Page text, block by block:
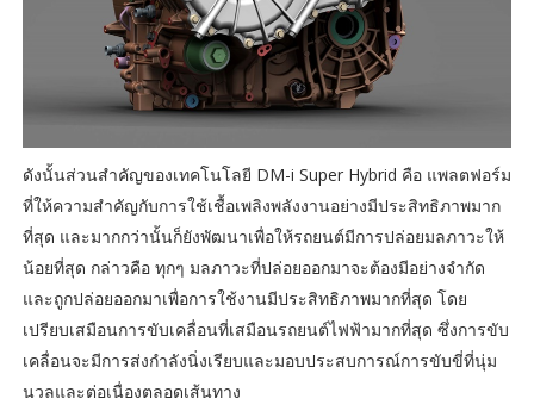
ดังนั้นส่วนสำคัญของเทคโนโลยี DM-i Super Hybrid คือ แพลตฟอร์ม
ที่ให้ความสำคัญกับการใช้เชื้อเพลิงพลังงานอย่างมีประสิทธิภาพมาก
ที่สุด และมากกว่านั้นก็ยังพัฒนาเพื่อให้รถยนต์มีการปล่อยมลภาวะให้
น้อยที่สุด กล่าวคือ ทุกๆ มลภาวะที่ปล่อยออกมาจะต้องมีอย่างจำกัด
และถูกปล่อยออกมาเพื่อการใช้งานมีประสิทธิภาพมากที่สุด โดย
เปรียบเสมือนการขับเคลื่อนที่เสมือนรถยนต์ไฟฟ้ามากที่สุด ซึ่งการขับ
เคลื่อนจะมีการส่งกำลังนิ่งเรียบและมอบประสบการณ์การขับขี่ที่นุ่ม
นวลและต่อเนื่องตลอดเส้นทาง